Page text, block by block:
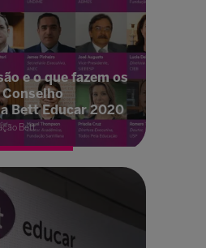
e o que fazem os
Bett Educar 2020
Bett